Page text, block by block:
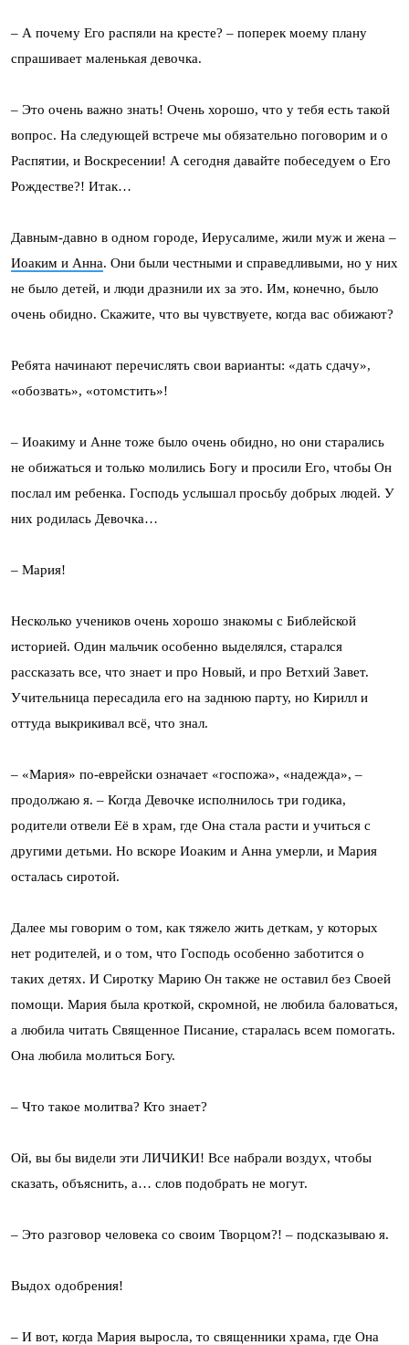
– А почему Его распяли на кресте? – поперек моему плану
спрашивает маленькая девочка.
– Это очень важно знать! Очень хорошо, что у тебя есть такой
вопрос. На следующей встрече мы обязательно поговорим и о
Распятии, и Воскресении! А сегодня давайте побеседуем о Его
Рождестве?! Итак…
Давным-давно в одном городе, Иерусалиме, жили муж и жена –
Иоаким и Анна. Они были честными и справедливыми, но у них
не было детей, и люди дразнили их за это. Им, конечно, было
очень обидно. Скажите, что вы чувствуете, когда вас обижают?
Ребята начинают перечислять свои варианты: «дать сдачу»,
«обозвать», «отомстить»!
– Иоакиму и Анне тоже было очень обидно, но они старались
не обижаться и только молились Богу и просили Его, чтобы Он
послал им ребенка. Господь услышал просьбу добрых людей. У
них родилась Девочка…
– Мария!
Несколько учеников очень хорошо знакомы с Библейской
историей. Один мальчик особенно выделялся, старался
рассказать все, что знает и про Новый, и про Ветхий Завет.
Учительница пересадила его на заднюю парту, но Кирилл и
оттуда выкрикивал всё, что знал.
– «Мария» по-еврейски означает «госпожа», «надежда», –
продолжаю я. – Когда Девочке исполнилось три годика,
родители отвели Её в храм, где Она стала расти и учиться с
другими детьми. Но вскоре Иоаким и Анна умерли, и Мария
осталась сиротой.
Далее мы говорим о том, как тяжело жить деткам, у которых
нет родителей, и о том, что Господь особенно заботится о
таких детях. И Сиротку Марию Он также не оставил без Своей
помощи. Мария была кроткой, скромной, не любила баловаться,
а любила читать Священное Писание, старалась всем помогать.
Она любила молиться Богу.
– Что такое молитва? Кто знает?
Ой, вы бы видели эти ЛИЧИКИ! Все набрали воздух, чтобы
сказать, объяснить, а… слов подобрать не могут.
– Это разговор человека со своим Творцом?! – подсказываю я.
Выдох одобрения!
– И вот, когда Мария выросла, то священники храма, где Она